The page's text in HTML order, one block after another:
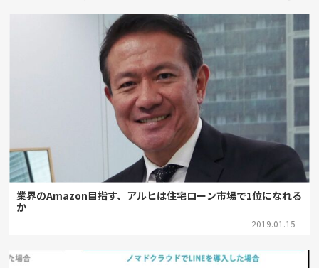
業界のAmazon目指す、アルヒは住宅ローン市場で1位になれる
か
2019.01.15